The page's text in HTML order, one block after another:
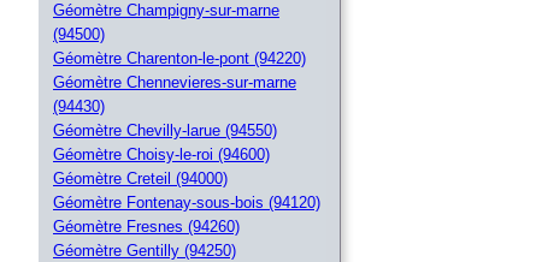
Géomètre Champigny-sur-marne
(94500)
Géomètre Charenton-le-pont (94220)
Géomètre Chennevieres-sur-marne
(94430)
Géomètre Chevilly-larue (94550)
Géomètre Choisy-le-roi (94600)
Géomètre Creteil (94000)
Géomètre Fontenay-sous-bois (94120)
Géomètre Fresnes (94260)
Géomètre Gentilly (94250)